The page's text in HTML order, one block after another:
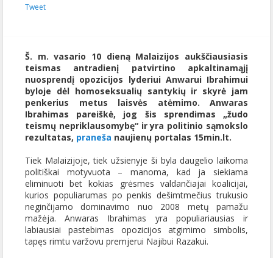
Tweet
Š. m. vasario 10 dieną Malaizijos aukščiausiasis
teismas antradienį patvirtino apkaltinamąjį
nuosprendį opozicijos lyderiui Anwarui Ibrahimui
byloje dėl homoseksualių santykių ir skyrė jam
penkerius metus laisvės atėmimo. Anwaras
Ibrahimas pareiškė, jog šis sprendimas „žudo
teismų nepriklausomybę“ ir yra politinio sąmokslo
rezultatas, praneša naujienų portalas 15min.lt.
Tiek Malaizijoje, tiek užsienyje ši byla daugelio laikoma
politiškai motyvuota – manoma, kad ja siekiama
eliminuoti bet kokias grėsmes valdančiajai koalicijai,
kurios populiarumas po penkis dešimtmečius trukusio
neginčijamo dominavimo nuo 2008 metų pamažu
mažėja. Anwaras Ibrahimas yra populiariausias ir
labiausiai pastebimas opozicijos atgimimo simbolis,
tapęs rimtu varžovu premjerui Najibui Razakui.